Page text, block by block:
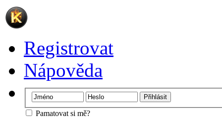
Registrovat
Nápověda
Pamatovat si mě?